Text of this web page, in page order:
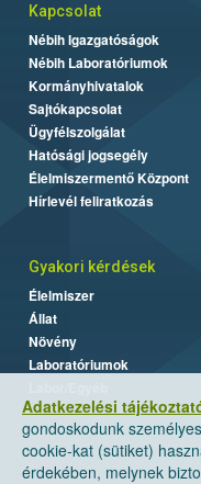
Adatkezelési
gondoskodunk
cookie-kat (sütiket)
érdekében, melynek
Kapcsolat
Nébih Igazgatóságok
Nébih Laboratóriumok
Kormányhivatalok
Sajtókapcsolat
Ügyfélszolgálat
Hatósági jogsegély
Élelmiszermentő Központ
Hírlevél feliratkozás
Gyakori kérdések
Élelmiszer
Állat
Növény
Laboratóriumok